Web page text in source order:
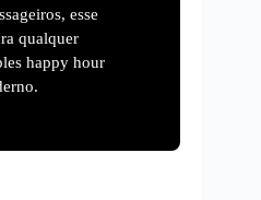
esse
qualquer
happy hour